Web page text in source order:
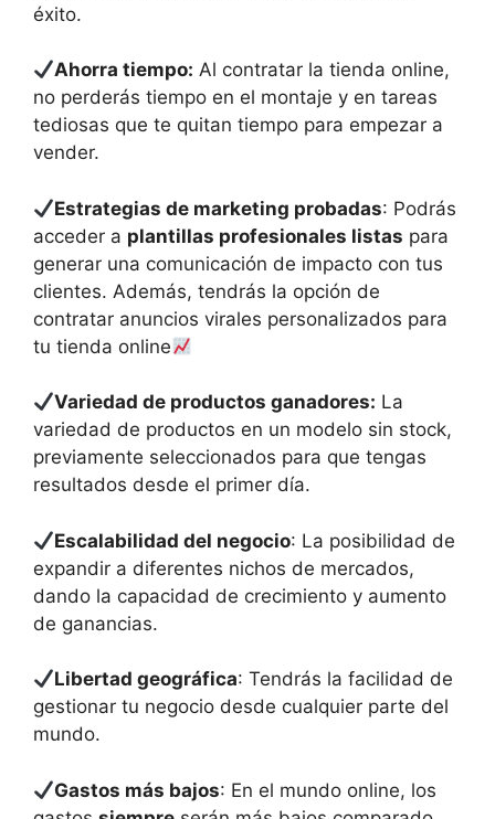
éxito.
Ahorra tiempo: Al contratar la tienda online,
no perderás tiempo en el montaje y en tareas
tediosas que te quitan tiempo para empezar a
vender.
Estrategias de marketing probadas: Podrás
acceder a plantillas profesionales listas para
generar una comunicación de impacto con tus
clientes. Además, tendrás la opción de
contratar anuncios virales personalizados para
tu tienda online
Variedad de productos ganadores: La
variedad de productos en un modelo sin stock,
previamente seleccionados para que tengas
resultados desde el primer día.
Escalabilidad del negocio: La posibilidad de
expandir a diferentes nichos de mercados,
dando la capacidad de crecimiento y aumento
de ganancias.
Libertad geográfica: Tendrás la facilidad de
gestionar tu negocio desde cualquier parte del
mundo.
Gastos más bajos: En el mundo online, los